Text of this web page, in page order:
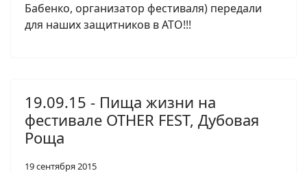
Бабенко, организатор фестиваля) передали
для наших защитников в АТО!!!
19.09.15 - Пища жизни на
фестивале OTHER FEST, Дубовая
Роща
19 сентября 2015